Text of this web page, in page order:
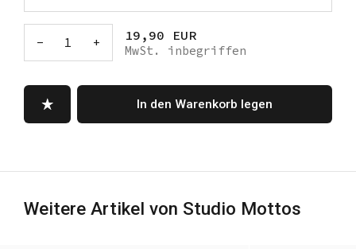
- 1 + 19,90 EUR
MwSt. inbegriffen
In den Warenkorb legen
Weitere Artikel von Studio Mottos